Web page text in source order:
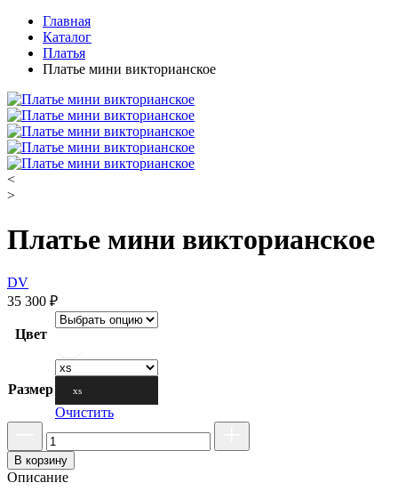
Главная
Каталог
Платья
Платье мини викторианское
<
>
Платье мини викторианское
DV
35 300 ₽
Цвет
Размер xs
Очистить
В корзину
Описание